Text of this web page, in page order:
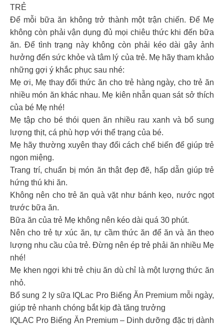
TRẺ
Để mỗi bữa ăn không trở thành một trận chiến. Để Mẹ
không còn phải vận dụng đủ mọi chiêu thức khi đến bữa
ăn. Để tình trạng này không còn phải kéo dài gây ảnh
hưởng đến sức khỏe và tâm lý của trẻ. Mẹ hãy tham khảo
những gợi ý khắc phục sau nhé:
Mẹ ơi, Mẹ thay đổi thức ăn cho trẻ hàng ngày, cho trẻ ăn
nhiều món ăn khác nhau. Mẹ kiên nhẫn quan sát sở thích
của bé Mẹ nhé!
Mẹ tập cho bé thói quen ăn nhiều rau xanh và bổ sung
lượng thịt, cá phù hợp với thể trạng của bé.
Mẹ hãy thường xuyên thay đổi cách chế biến để giúp trẻ
ngon miệng.
Trang trí, chuẩn bị món ăn thật đẹp đẽ, hấp dẫn giúp trẻ
hứng thú khi ăn.
Không nên cho trẻ ăn quà vặt như bánh kẹo, nước ngọt
trước bữa ăn.
Bữa ăn của trẻ Mẹ không nên kéo dài quá 30 phút.
Nên cho trẻ tự xúc ăn, tự cầm thức ăn để ăn và ăn theo
lượng nhu cầu của trẻ. Đừng nên ép trẻ phải ăn nhiều Mẹ
nhé!
Mẹ khen ngợi khi trẻ chịu ăn dù chỉ là một lượng thức ăn
nhỏ.
Bổ sung 2 ly sữa IQLac Pro Biếng Ăn Premium mỗi ngày,
giúp trẻ nhanh chóng bắt kịp đà tăng trưởng
IQLAC Pro Biếng Ăn Premium – Dinh dưỡng đặc trị dành